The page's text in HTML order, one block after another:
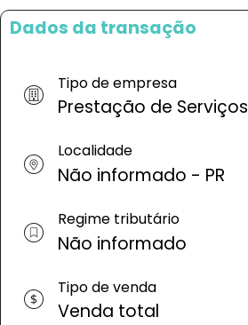
Dados da transação
Tipo de empresa
Prestação de Serviços
Localidade
Não informado - PR
Regime tributário
Não informado
Tipo de venda
Venda total